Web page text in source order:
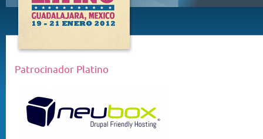
Patrocinador Platino